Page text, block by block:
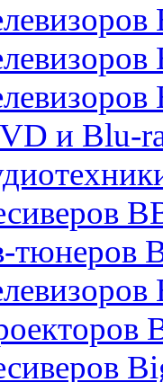
и Blu-
тюнеров